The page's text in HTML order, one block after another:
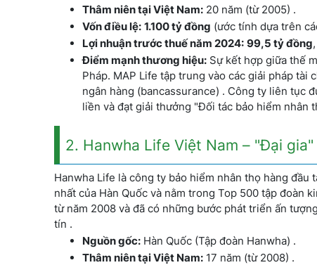
Thâm niên tại Việt Nam: 20 năm (từ 2005) .
Vốn điều lệ: 1.100 tỷ đồng (ước tính dựa trên
Lợi nhuận trước thuế năm 2024: 99,5 tỷ đồng
Điểm mạnh thương hiệu: Sự kết hợp giữa thế
Pháp. MAP Life tập trung vào các giải pháp
ngân hàng (bancassurance) . Công ty liên tục
liền và đạt giải thưởng "Đối tác bảo hiểm nhân
2. Hanwha Life Việt Nam – "Đại
Hanwha Life là công ty bảo hiểm nhân thọ hàng đầu
nhất của Hàn Quốc và nằm trong Top 500 tập đoàn
từ năm 2008 và đã có những bước phát triển ấn
tín .
Nguồn gốc: Hàn Quốc (Tập đoàn Hanwha) .
Thâm niên tại Việt Nam: 17 năm (từ 2008) .